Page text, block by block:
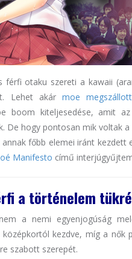
férfi otaku szereti a kawaii
Lehet akármoe megszállott
boom kiteljesedése, amit az
De hogy pontosan mik voltak
főbb elemei iránt kezdett
Manifesto című
a történelem
a nemi egyenjogúság
kezdve, míg a nők
szabott szerepét.